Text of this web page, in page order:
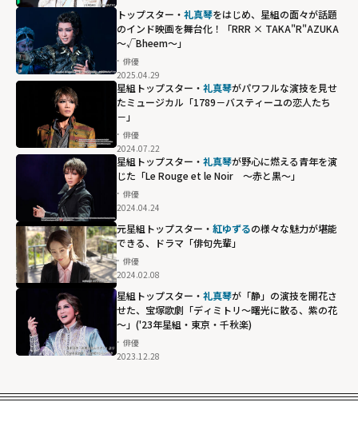
トップスター・ 礼真琴をはじめ、星組の面々が話題
のインド映画を舞台化！「RRR × TAKA"R"AZUKA
～√Bheem～」
俳優
2025.04.29
星組トップスター・ 礼真琴がパワフルな演技を見せ
たミュージカル「1789－バスティーユの恋人たち
－」
俳優
2024.07.22
星組トップスター・ 礼真琴が野心に燃える青年を演
じた「Le Rouge et le Noir ～赤と黒～」
俳優
2024.04.24
元星組トップスター・ 紅ゆずるの様々な魅力が堪能
できる、ドラマ「俳句先輩」
俳優
2024.02.08
星組トップスター・ 礼真琴が「静」の演技を開花さ
せた、宝塚歌劇「ディミトリ～曙光に散る、紫の花
～」('23年星組・東京・千秋楽)
俳優
2023.12.28